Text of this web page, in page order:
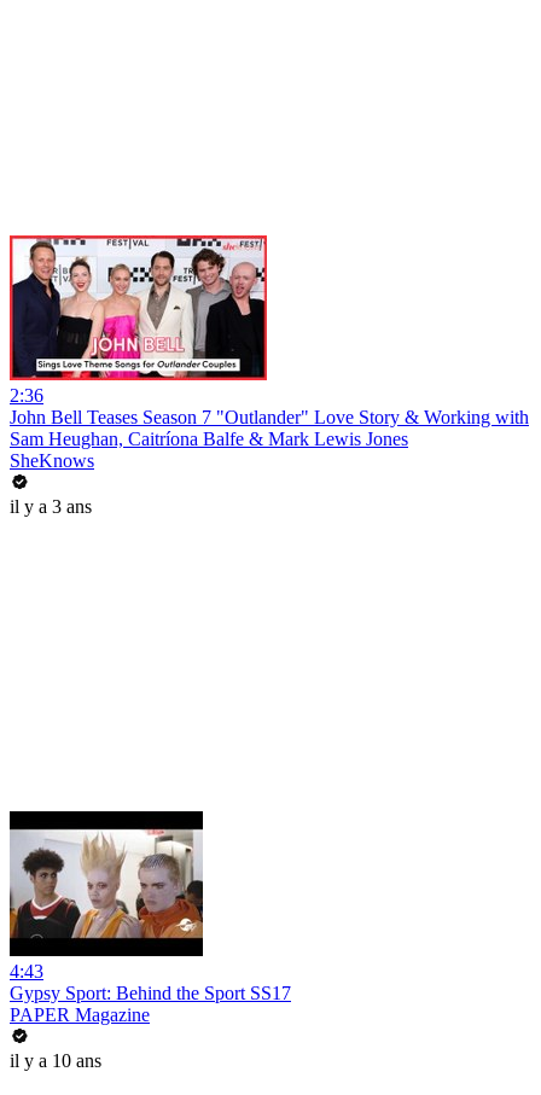
2:36
John Bell Teases Season 7 "Outlander" Love Story & Working with
Sam Heughan, Caitríona Balfe & Mark Lewis Jones
SheKnows
il y a 3 ans
4:43
Gypsy Sport: Behind the Sport SS17
PAPER Magazine
il y a 10 ans